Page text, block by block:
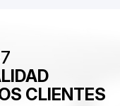
CLIENTES